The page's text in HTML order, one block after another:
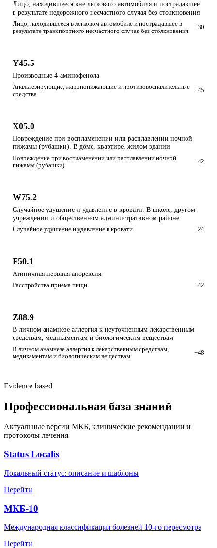
Лицо, находившееся вне легкового автомобиля и пострадавшее
в результате недорожного несчастного случая без столкновения
Лицо, находившееся в легковом автомобиле и пострадавшее в
результате транспортного несчастного случая без столкновения
+30
Y45.5
Производные 4-аминофенола
Анальгезирующие, жаропонижающие и противовоспалительные
средства
+45
X05.0
Повреждение при воспламенении или расплавлении ночной
пижамы (рубашки). В доме, квартире, жилом здании
Повреждение при воспламенении или расплавлении ночной
пижамы (рубашки)
+42
W75.2
Случайное удушение и удавление в кровати. В школе, другом
учреждении и общественном административном районе
Случайное удушение и удавление в кровати +24
F50.1
Атипичная нервная анорексия
Расстройства приема пищи +42
Z88.9
В личном анамнезе аллергия к неуточненным лекарственным
средствам, медикаментам и биологическим веществам
В личном анамнезе аллергия к лекарственным средствам,
медикаментам и биологическим веществам
+48
Evidence-based
Профессиональная база знаний
Актуальные версии МКБ, клинические рекомендации и
протоколы лечения
Status Localis
Локальный статус: описание и шаблоны
Перейти
МКБ-10
Международная классификация болезней 10-го пересмотра
Перейти